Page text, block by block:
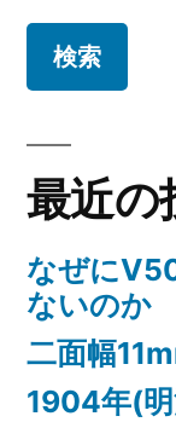
ョ
ン
最近の
なぜに
ないのか
二面幅
1904年(